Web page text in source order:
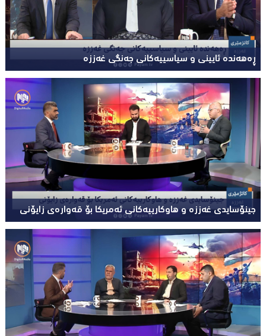
ڕەهەندە ئایینی و سیاسییەکانی جەنگی غەززە
جینۆسایدی غەززە و هاوکارییەکانی ئەمریکا بۆ قەوارەی زایۆنی